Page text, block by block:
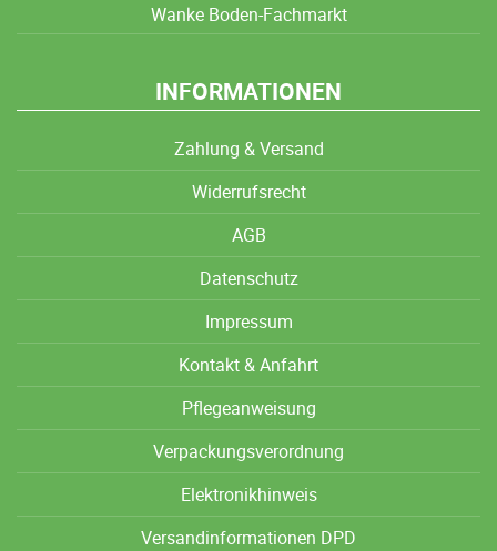
Wanke Boden-Fachmarkt
INFORMATIONEN
Zahlung & Versand
Widerrufsrecht
AGB
Datenschutz
Impressum
Kontakt & Anfahrt
Pflegeanweisung
Verpackungsverordnung
Elektronikhinweis
Versandinformationen DPD